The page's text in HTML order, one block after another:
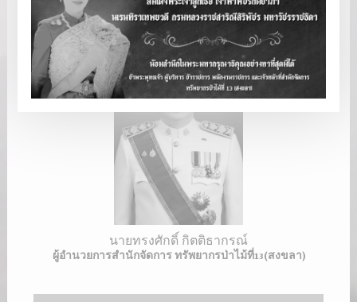
นายทรงศักดิ์ กิตติธากรณ์
ผู้อำนวยการสำนักจัดการ ทรัพยากรป่าไม้ที่13(สงขลา)